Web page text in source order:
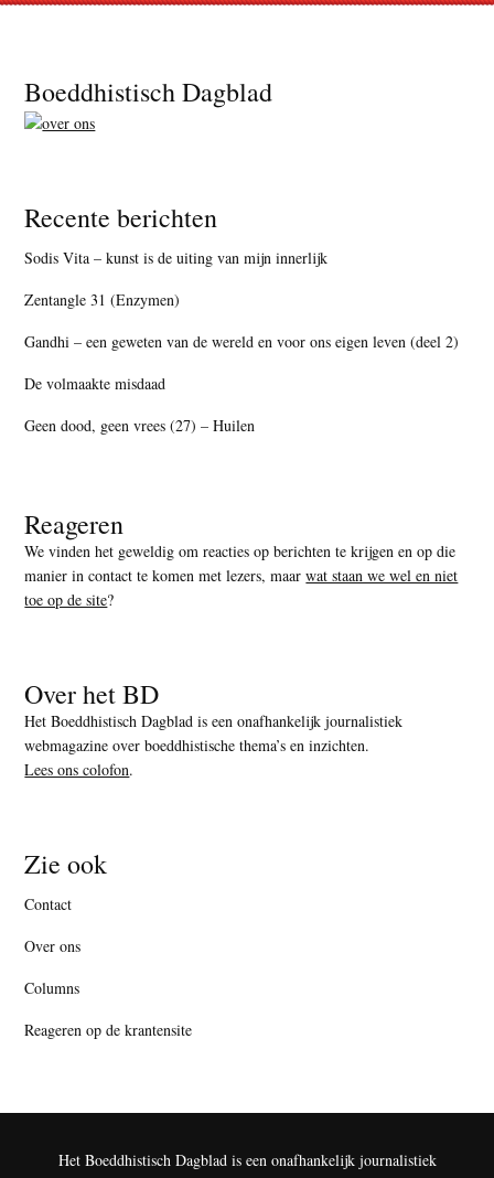
Footer
Boeddhistisch Dagblad
Recente berichten
Sodis Vita – kunst is de uiting van mijn innerlijk
Zentangle 31 (Enzymen)
Gandhi – een geweten van de wereld en voor ons eigen leven (deel 2)
De volmaakte misdaad
Geen dood, geen vrees (27) – Huilen
Reageren
We vinden het geweldig om reacties op berichten te krijgen en op die
manier in contact te komen met lezers, maarwat staan we wel en niet
toe op de site?
Over het BD
Het Boeddhistisch Dagblad is een onafhankelijk journalistiek
webmagazine over boeddhistische thema’s en inzichten.
Lees ons colofon.
Zie ook
Contact
Over ons
Columns
Reageren op de krantensite
Het Boeddhistisch Dagblad is een onafhankelijk journalistiek